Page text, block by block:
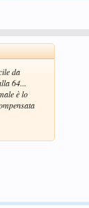
da
64...
è lo